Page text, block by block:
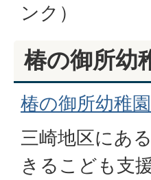
ンク）
椿の御所幼
椿の御所幼稚
三崎地区にあ
きるこども支